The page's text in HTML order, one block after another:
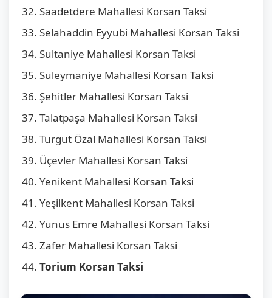
Saadetdere Mahallesi Korsan Taksi
Selahaddin Eyyubi Mahallesi Korsan Taksi
Sultaniye Mahallesi Korsan Taksi
Süleymaniye Mahallesi Korsan Taksi
Şehitler Mahallesi Korsan Taksi
Talatpaşa Mahallesi Korsan Taksi
Turgut Özal Mahallesi Korsan Taksi
Üçevler Mahallesi Korsan Taksi
Yenikent Mahallesi Korsan Taksi
Yeşilkent Mahallesi Korsan Taksi
Yunus Emre Mahallesi Korsan Taksi
Zafer Mahallesi Korsan Taksi
Torium Korsan Taksi